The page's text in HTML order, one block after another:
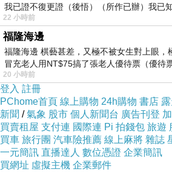
版主回應
人吃五穀雜糧，都會有病，老了
不爭的事，
不管是心理的還是生理的病，
安。
心理的病是無中生有，想出來的
生理的病是身體有異，感受出的
五蘊中色受想行識，亦為空幻
向外求法是病，顛倒妄想是病，
順其自然知老死，
知道不生不滅的心性，病亦無病
2025-12-04 21:04:38
我已證不復更證（後悟）（所作已辦）我已
22 小時前
福隆海邊
福隆海邊 棋藝甚差，又極不被女生對上眼，
冒充老人用NT$75搞了張老人優待票（優待
20 小時前
登入 註冊
PChome首頁 線上購物 24h購物 書店
新聞 /氣象 股市 個人新聞台 廣告刊登
買賣租屋 支付連 國際連 Pi 拍錢包 旅遊
買車 旅行團 汽車險推薦 線上麻將 雜誌
一元簡訊 直播達人 數位憑證 企業簡訊
買網址 虛擬主機 企業郵件